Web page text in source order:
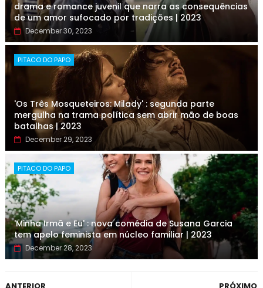
drama e romance juvenil que narra as consequências
de um amor sufocado por tradições | 2023
December 30, 2023
PITACO DO PAPO
'Os Três Mosqueteiros: Milady' : segunda parte
mergulha na trama política sem abrir mão de boas
batalhas | 2023
December 29, 2023
PITACO DO PAPO
'Minha Irmã e Eu' : nova comédia de Susana Garcia
tem apelo feminista em núcleo familiar | 2023
December 28, 2023